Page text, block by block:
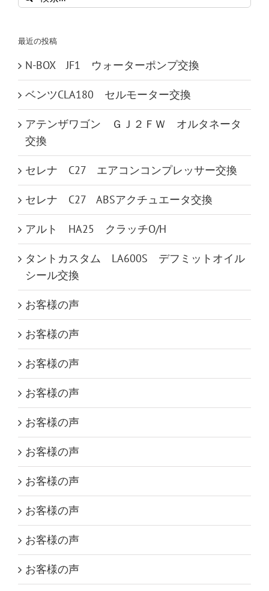
索
最近の投稿
N-BOX JF1 ウォーターポンプ交換
ベンツCLA180 セルモーター交換
アテンザワゴン ＧＪ２ＦＷ オルタネータ
交換
セレナ C27 エアコンコンプレッサー交換
セレナ C27 ABSアクチュエータ交換
アルト HA25 クラッチO/H
タントカスタム LA600S デフミットオイル
シール交換
お客様の声
お客様の声
お客様の声
お客様の声
お客様の声
お客様の声
お客様の声
お客様の声
お客様の声
お客様の声